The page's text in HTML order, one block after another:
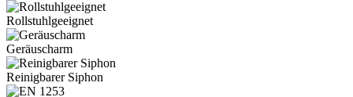
Rollstuhlgeeignet
Geräuscharm
Reinigbarer Siphon